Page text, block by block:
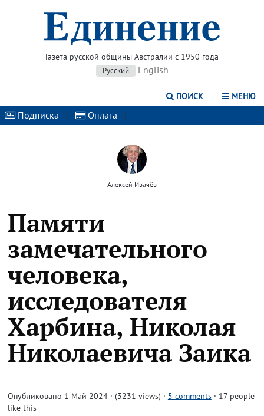
Газета русской общины Австралии с 1950 года
Русский English
ПОИСК МЕНЮ
Подписка | Оплата |
Алексей Ивачёв
Памяти
замечательного
человека,
исследователя
Харбина, Николая
Николаевича Заика
Опубликовано 1 Май 2024 · (3231 views) · 5 comments · 17 people
like this